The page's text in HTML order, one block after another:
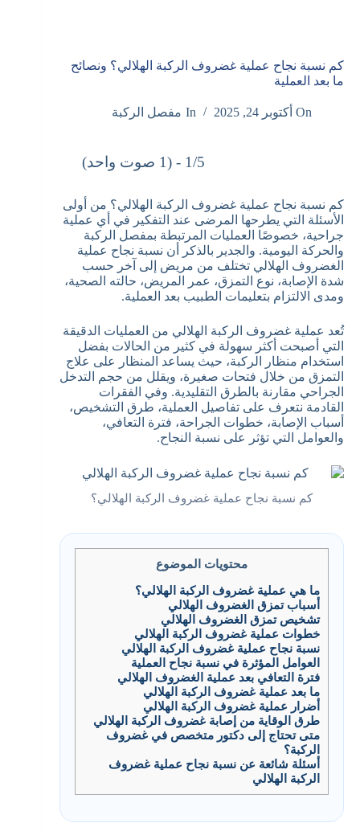
كم نسبة نجاح عملية غضروف الركبة الهلالي؟ ونصائح
ما بعد العملية
On أكتوبر 24, 2025 In مفصل الركبة
1/5 - (1 صوت واحد)
كم نسبة نجاح عملية غضروف الركبة الهلالي؟ من أولى
الأسئلة التي يطرحها المرضى عند التفكير في أي عملية
جراحية، خصوصًا العمليات المرتبطة بمفصل الركبة
والحركة اليومية. والجدير بالذكر أن نسبة نجاح عملية
الغضروف الهلالي تختلف من مريض إلى آخر حسب
شدة الإصابة، نوع التمزق، عمر المريض، حالته الصحية،
ومدى الالتزام بتعليمات الطبيب بعد العملية.
تُعد عملية غضروف الركبة الهلالي من العمليات الدقيقة
التي أصبحت أكثر سهولة في كثير من الحالات بفضل
استخدام منظار الركبة، حيث يساعد المنظار على علاج
التمزق من خلال فتحات صغيرة، ويقلل من حجم التدخل
الجراحي مقارنة بالطرق التقليدية. وفي الفقرات
القادمة نتعرف على تفاصيل العملية، طرق التشخيص،
أسباب الإصابة، خطوات الجراحة، فترة التعافي،
والعوامل التي تؤثر على نسبة النجاح.
كم نسبة نجاح عملية غضروف الركبة الهلالي؟
محتويات الموضوع
ما هي عملية غضروف الركبة الهلالي؟
أسباب تمزق الغضروف الهلالي
تشخيص تمزق الغضروف الهلالي
خطوات عملية غضروف الركبة الهلالي
نسبة نجاح عملية غضروف الركبة الهلالي
العوامل المؤثرة في نسبة نجاح العملية
فترة التعافي بعد عملية الغضروف الهلالي
ما بعد عملية غضروف الركبة الهلالي
أضرار عملية غضروف الركبة الهلالي
طرق الوقاية من إصابة غضروف الركبة الهلالي
متى تحتاج إلى دكتور متخصص في غضروف
الركبة؟
أسئلة شائعة عن نسبة نجاح عملية غضروف
الركبة الهلالي